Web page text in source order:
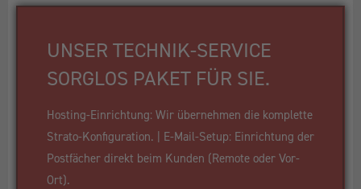
UNSER TECHNIK-SERVICE
SORGLOS PAKET FÜR SIE.
Hosting-Einrichtung: Wir übernehmen die komplette
Strato-Konfiguration. | E-Mail-Setup: Einrichtung der
Postfächer direkt beim Kunden (Remote oder Vor-
Ort).